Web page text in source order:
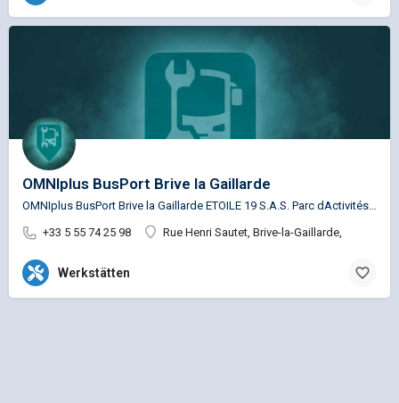
OMNIplus BusPort Brive la Gaillarde
+33 5 55 74 25 98
Rue Henri Sautet, Brive-la-Gaillarde,
Werkstätten